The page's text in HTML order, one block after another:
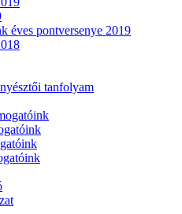
éves pontversenye 2019
tanfolyam